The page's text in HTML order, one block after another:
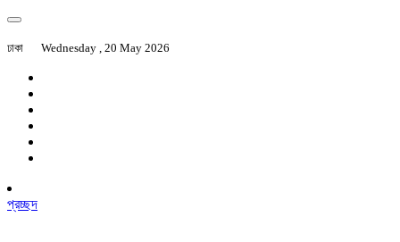
ঢাকা Wednesday , 20 May 2026
প্রচ্ছদ